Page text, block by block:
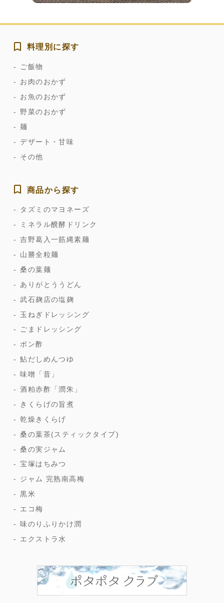
料理別に探す
ご飯物
お肉のおかず
お魚のおかず
野菜のおかず
麺
デザート・甘味
その他
商品から探す
タズミのマヨネーズ
ミネラル醗酵ドリンク
吉野葛入一筋縄素麺
山勝全粒麺
桑の葉麺
ありがとううどん
武石麹店の塩麹
玉ねぎドレッシング
ごまドレッシング
ポン酢
鮎だしめんつゆ
味噌「昔」
酒粕赤酢「潤朱」
きくらげの旨煮
乾燥きくらげ
桑の葉茶(スティックタイプ)
桑の実ジャム
宝塚はちみつ
ジャム 完熟南高梅
黒米
エコ梅
味のりふりかけ潤
エクストラ水